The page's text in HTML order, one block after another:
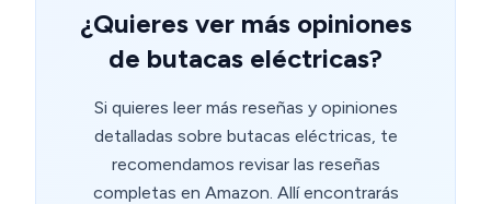
¿Quieres ver más opiniones
de butacas eléctricas?
Si quieres leer más reseñas y opiniones
detalladas sobre butacas eléctricas, te
recomendamos revisar las reseñas
completas en Amazon. Allí encontrarás